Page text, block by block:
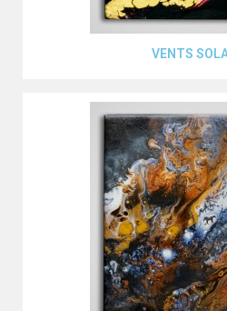
Aperçu
VENTS